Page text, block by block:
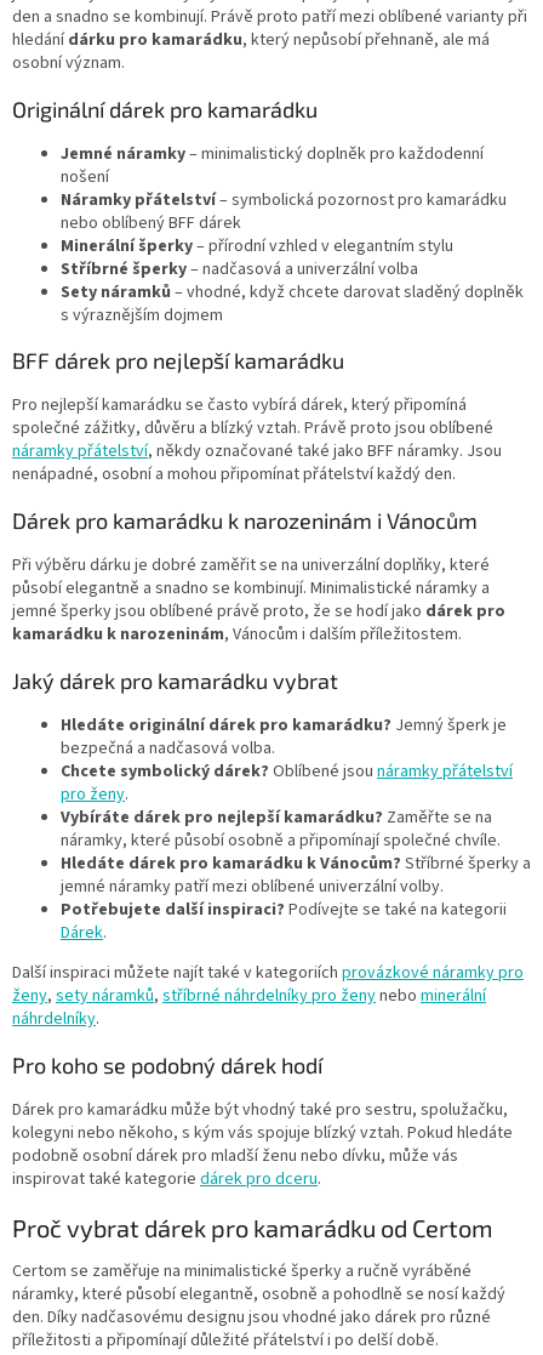
p
i
den a snadno se kombinují. Právě proto patří mezi oblíbené varianty při
hledánídárku pro kamarádku, který nepůsobí přehnaně, ale má
osobní význam.
Originální dárek pro kamarádku
Jemné náramky– minimalistický doplněk pro každodenní
nošení
Náramky přátelství– symbolická pozornost pro kamarádku
nebo oblíbený BFF dárek
Minerální šperky– přírodní vzhled v elegantním stylu
Stříbrné šperky– nadčasová a univerzální volba
Sety náramků – vhodné, když chcete darovat sladěný doplněk
s výraznějším dojmem
BFF dárek pro nejlepší kamarádku
Pro nejlepší kamarádku se často vybírá dárek, který připomíná
společné zážitky, důvěru a blízký vztah. Právě proto jsou oblíbené
náramky přátelství, někdy označované také jako BFF náramky. Jsou
nenápadné, osobní a mohou připomínat přátelství každý den.
Dárek pro kamarádku k narozeninám i Vánocům
Při výběru dárku je dobré zaměřit se na univerzální doplňky, které
působí elegantně a snadno se kombinují. Minimalistické náramky a
jemné šperky jsou oblíbené právě proto, že se hodí jako dárek pro
kamarádku k narozeninám, Vánocům i dalším příležitostem.
Jaký dárek pro kamarádku vybrat
Hledáte originální dárek pro kamarádku? Jemný šperk je
bezpečná a nadčasová volba.
Chcete symbolický dárek? Oblíbené jsou náramky přátelství
pro ženy.
Vybíráte dárek pro nejlepší kamarádku? Zaměřte se na
náramky, které působí osobně a připomínají společné chvíle.
Hledáte dárek pro kamarádku k Vánocům? Stříbrné šperky a
jemné náramky patří mezi oblíbené univerzální volby.
Potřebujete další inspiraci? Podívejte se také na kategorii
Dárek.
Další inspiraci můžete najít také v kategoriích provázkové náramky pro
ženy, sety náramků, stříbrné náhrdelníky pro ženynebo minerální
náhrdelníky.
Pro koho se podobný dárek hodí
Dárek pro kamarádku může být vhodný také pro sestru, spolužačku,
kolegyni nebo někoho, s kým vás spojuje blízký vztah. Pokud hledáte
podobně osobní dárek pro mladší ženu nebo dívku, může vás
inspirovat také kategorie dárek pro dceru.
Proč vybrat dárek pro kamarádku od Certom
Certom se zaměřuje na minimalistické šperky a ručně vyráběné
náramky, které působí elegantně, osobně a pohodlně se nosí každý
den. Díky nadčasovému designu jsou vhodné jako dárek pro různé
příležitosti a připomínají důležité přátelství i po delší době.